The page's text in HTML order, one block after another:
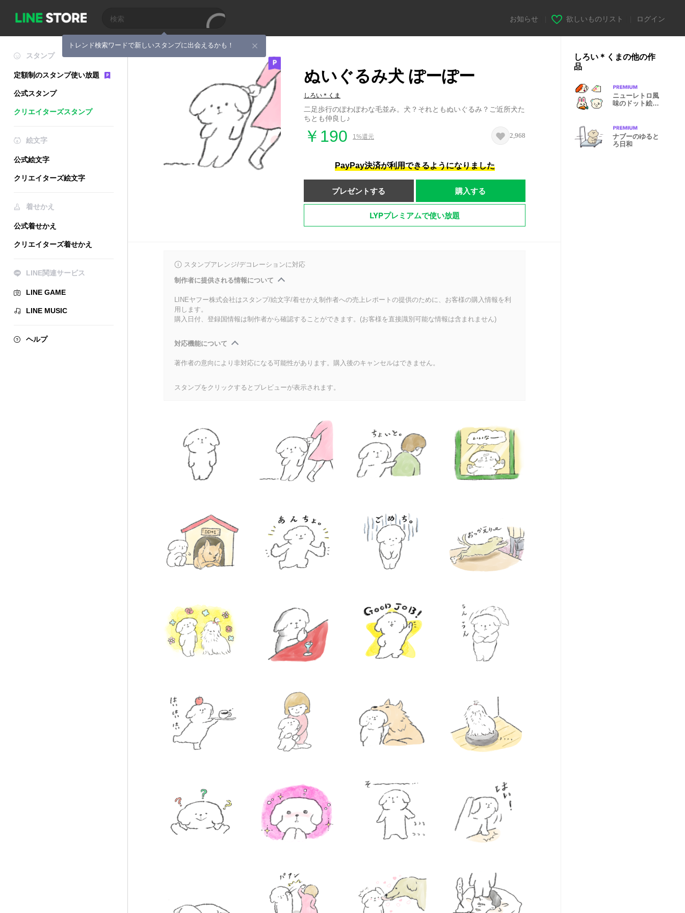
トレンド検索ワードで新しいスタンプに出会えるかも！
お知らせ 欲しいものリスト ログイン
スタンプ
定額制のスタンプ使い放題
公式スタンプ
クリエイターズスタンプ
絵文字
公式絵文字
クリエイターズ絵文字
着せかえ
公式着せかえ
クリエイターズ着せかえ
LINE関連サービス
LINE GAME
LINE MUSIC
ヘルプ
ぬいぐるみ犬 ぽーぽー
しろい＊くま
二足歩行のぽわぽわな毛並み。犬？それともぬいぐるみ？ご近所犬た
ちとも仲良し♪
￥190 1%還元 2,968
PayPay決済が利用できるようになりました
プレゼントする 購入する
LYPプレミアムで使い放題
スタンプアレンジ/デコレーションに対応
制作者に提供される情報について
LINEヤフー株式会社はスタンプ/絵文字/着せかえ制作者への売上レポートの提供のために、お客様の購入情報を利
用します。
購入日付、登録国情報は制作者から確認することができます。(お客様を直接識別可能な情報は含まれません)
対応機能について
著作者の意向により非対応になる可能性があります。購入後のキャンセルはできません。
スタンプをクリックするとプレビューが表示されます。
しろい＊くまの他の作
品
ニューレトロ風
味のドット絵文
ナブーのゆると
ろ日和